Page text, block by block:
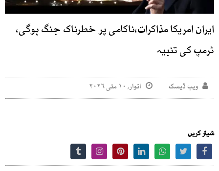
ایران امریکا مذاکرات،ناکامی پر خطرناک جنگ ہوگی،
ٹرمپ کی تنبیہ
ویب ڈیسک اتوار, ۱۰ مئی ۲۰۲۶
شیئر کریں